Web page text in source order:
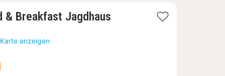
& Breakfast Jagdhaus
anzeigen